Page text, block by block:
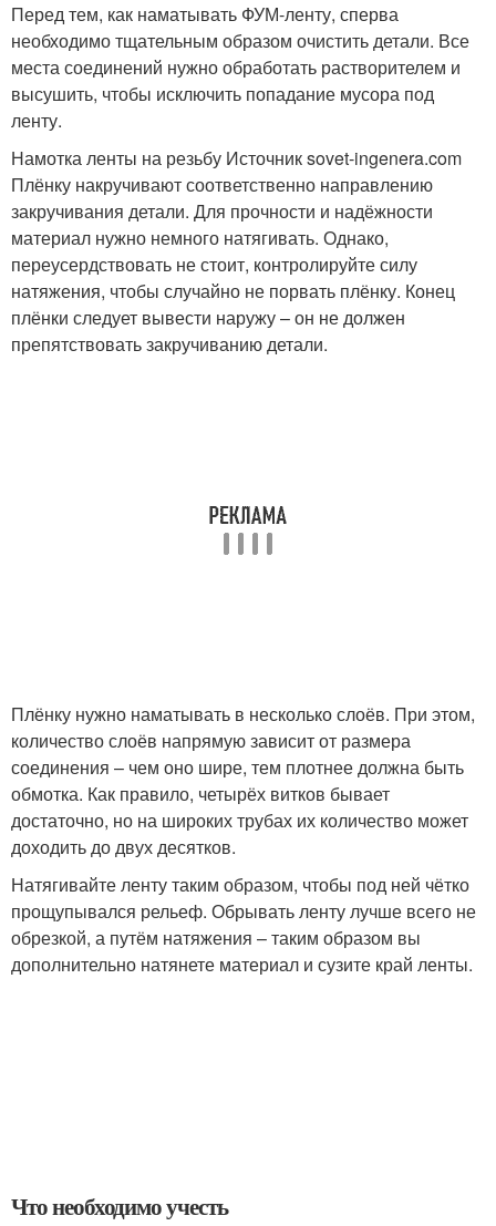
Перед тем, как наматывать ФУМ-ленту, сперва
необходимо тщательным образом очистить детали. Все
места соединений нужно обработать растворителем и
высушить, чтобы исключить попадание мусора под
ленту.
Намотка ленты на резьбу Источник sovet-ingenera.com
Плёнку накручивают соответственно направлению
закручивания детали. Для прочности и надёжности
материал нужно немного натягивать. Однако,
переусердствовать не стоит, контролируйте силу
натяжения, чтобы случайно не порвать плёнку. Конец
плёнки следует вывести наружу – он не должен
препятствовать закручиванию детали.
Плёнку нужно наматывать в несколько слоёв. При этом,
количество слоёв напрямую зависит от размера
соединения – чем оно шире, тем плотнее должна быть
обмотка. Как правило, четырёх витков бывает
достаточно, но на широких трубах их количество может
доходить до двух десятков.
Натягивайте ленту таким образом, чтобы под ней чётко
прощупывался рельеф. Обрывать ленту лучше всего не
обрезкой, а путём натяжения – таким образом вы
дополнительно натянете материал и сузите край ленты.
Что необходимо учесть